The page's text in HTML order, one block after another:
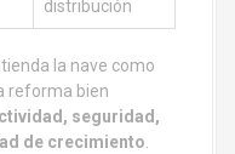
distribución
la nave como
reforma bien
seguridad,
de crecimiento.